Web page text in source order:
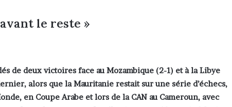
le reste »
de deux victoires face au Mozambique (2-1) et à la Libye
alors que la Mauritanie restait sur une série d’échecs,
en Coupe Arabe et lors de la CAN au Cameroun, avec